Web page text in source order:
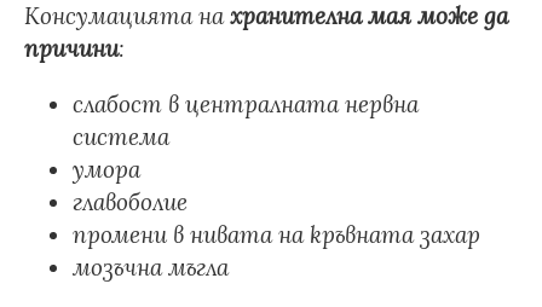
Консумацията нахранителна мая може да
причини:
слабост в централната нервна
система
умора
главоболие
промени в нивата на кръвната захар
мозъчна мъгла